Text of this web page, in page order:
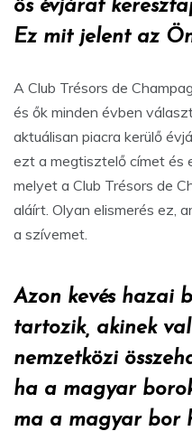
ös évjárat
Ez mit jelent az
A Club Trésors de
és ők minden évben
aktuálisan piacra kerülő
ezt a megtisztelő címet és
melyet a Club Trésors de
aláírt. Olyan elismerés ez,
a szívemet.
Azon kevés hazai
tartozik, akinek
nemzetközi
ha a magyar
ma a magyar bor